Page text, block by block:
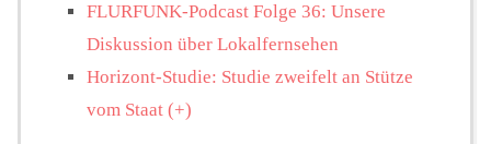
FLURFUNK-Podcast Folge 36: Unsere
Diskussion über Lokalfernsehen
Horizont-Studie: Studie zweifelt an Stütze
vom Staat (+)